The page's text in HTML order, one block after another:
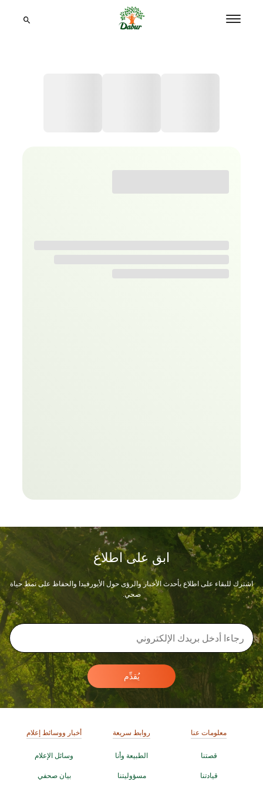
ابق على اطلاع
اشترك للبقاء على اطلاع بأحدث الأخبار والرؤى حول الأيورفيدا والحفاظ على نمط حياة
صحي.
يُقدِّم
معلومات عنا
قصتنا
قيادتنا
روابط سريعة
الطبيعة وأنا
مسؤوليتنا
أخبار ووسائط إعلام
وسائل الإعلام
بيان صحفي